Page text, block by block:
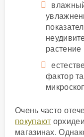
растение
фактор
Очень часто
покупают
магазинах.